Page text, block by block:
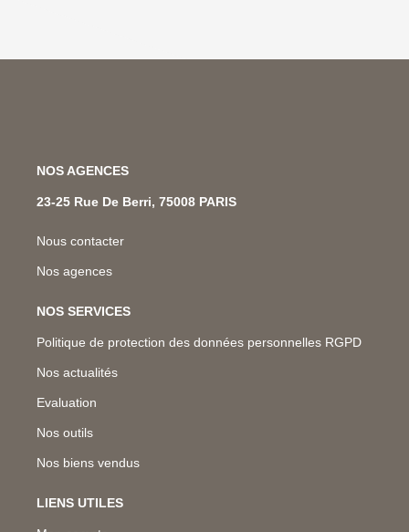
NOS AGENCES
23-25 Rue De Berri, 75008 PARIS
Nous contacter
Nos agences
NOS SERVICES
Politique de protection des données personnelles RGPD
Nos actualités
Evaluation
Nos outils
Nos biens vendus
LIENS UTILES